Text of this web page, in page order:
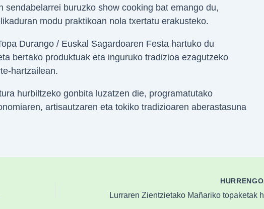
sendabelarrei buruzko show cooking bat emango du,
modu praktikoan nola txertatu erakusteko.
Durango / Euskal Sagardoaren Festa hartuko du
bertako produktuak eta inguruko tradizioa ezagutzeko
hartzailean.
hurbiltzeko gonbita luzatzen die, programatutako
artisautzaren eta tokiko tradizioaren aberastasuna